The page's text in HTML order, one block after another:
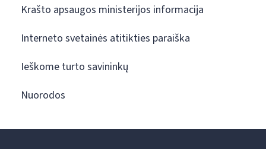
Krašto apsaugos ministerijos informacija
Interneto svetainės atitikties paraiška
Ieškome turto savininkų
Nuorodos